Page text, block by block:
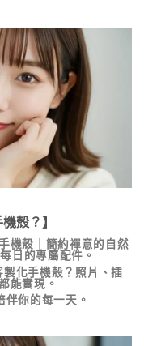
機殼 ？】
機殼｜簡約禪意的自然
日的專屬配件。
製化手機殼？照片、插
能實現。
伴你的每一天。